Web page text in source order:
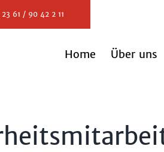
61 / 90 42 2 11
Home Über uns